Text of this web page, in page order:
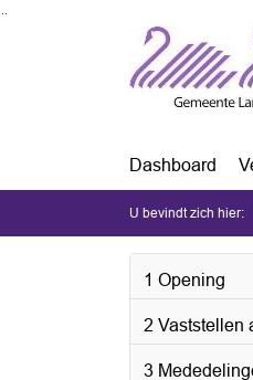
Ga naar de inhoud van deze
Ga naar het zoeken
Dashboard
U bevindt zich hier:
1 Opening
2 Vaststellen
3